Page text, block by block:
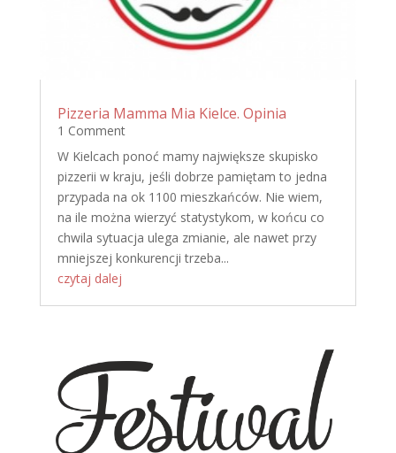
Pizzeria Mamma Mia Kielce. Opinia
1 Comment
W Kielcach ponoć mamy największe skupisko
pizzerii w kraju, jeśli dobrze pamiętam to jedna
przypada na ok 1100 mieszkańców. Nie wiem,
na ile można wierzyć statystykom, w końcu co
chwila sytuacja ulega zmianie, ale nawet przy
mniejszej konkurencji trzeba...
czytaj dalej